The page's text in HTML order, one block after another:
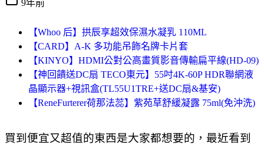
9年前
【Whoo 后】拱辰享超效保濕水凝乳 110ML
【CARD】A-K 多功能吊飾名牌卡片套
【KINYO】HDMI公對公高畫質影音傳輸扁平線(HD-09)
【神回饋送DC扇 TECO東元】55吋4K-60P HDR聯網液
晶顯示器+視訊盒(TL55U1TRE+送DC扇&基安)
【ReneFurterer荷那法蕊】紫苑草舒緩凝露 75ml(免沖洗)
買到便宜又超值的東西是大家都想要的，最近看到